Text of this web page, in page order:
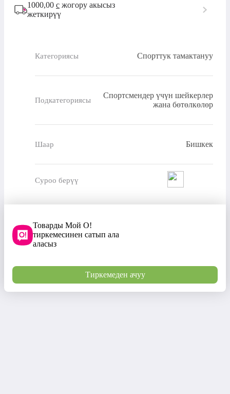
1000,00 с жогору акысыз
жеткирүү
Категориясы Спорттук тамактануу
Подкатегориясы
Спортсмендер үчүн шейкерлер
жана бөтөлкөлөр
Шаар Бишкек
Суроо берүү
Товарды Мой О!
тиркемесинен сатып ала
аласыз
Тиркемеден ачуу